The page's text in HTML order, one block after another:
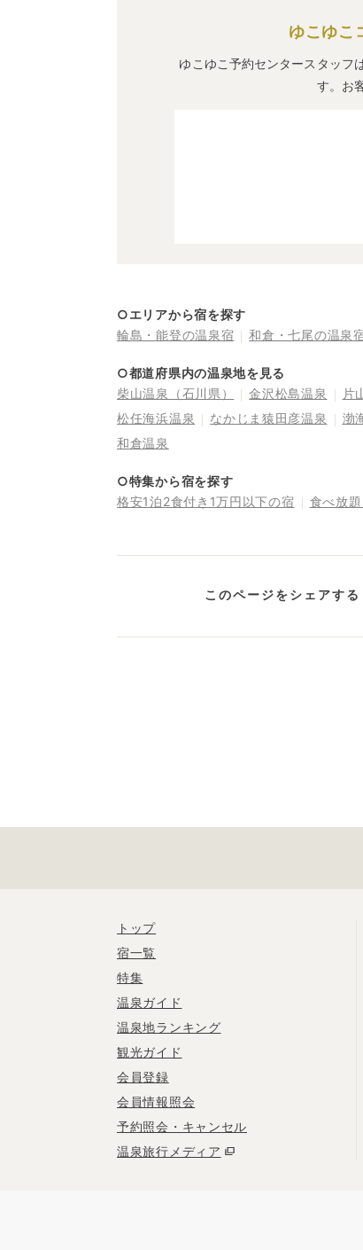
ゆこゆこ
ゆこゆこ予約センタースタッフ
す。お
○エリアから宿を探す
輪島・能登の温泉宿
和倉・七尾の温泉
○都道府県内の温泉地を見る
柴山温泉（石川県）
金沢松島温泉 片
松任海浜温泉
なかじま猿田彦温泉 渤
和倉温泉
○特集から宿を探す
格安1泊2食付き1万円以下の宿
食べ放
このページをシェアする
トップ
宿一覧
特集
温泉ガイド
温泉地ランキング
観光ガイド
会員登録
会員情報照会
予約照会・キャンセル
温泉旅行メディア